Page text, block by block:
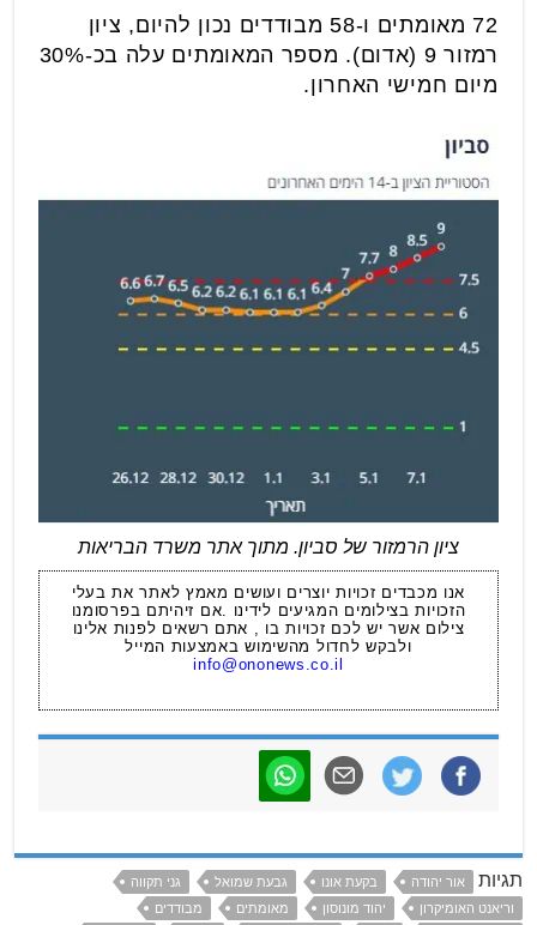
72 מאומתים ו-58 מבודדים נכון להיום, ציון
רמזור 9 (אדום). מספר המאומתים עלה בכ-30%
מיום חמישי האחרון.
ציון הרמזור של סביון. מתוך אתר משרד הבריאות
אנו מכבדים זכויות יוצרים ועושים מאמץ לאתר את בעלי
הזכויות בצילומים המגיעים לידינו .אם זיהיתם בפרסומנו
צילום אשר יש לכם זכויות בו , אתם רשאים לפנות אלינו
ולבקש לחדול מהשימוש באמצעות המייל
info@ononews.co.il
תגיות אור יהודה בקעת אונו גבעת שמואל
גני תקווה
וריאנט האומיקרון
יהוד מונוסון מאומתים
מבודדים